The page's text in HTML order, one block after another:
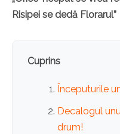
Risipei se dedă Florarul”
Cuprins
Începuturile
Decalogul
drum!